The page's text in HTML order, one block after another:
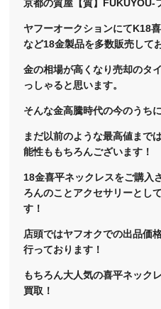
京都の質屋【質】FUKUYOU-
ヤフーオークションにてK18
など18金製品を多数販売して
金の相場が高くなり売却のタ
っしゃると思います。
そんな金高騰時代の今のうち
まだ以前のような最高値まで
能性ももちろんございます！
18金喜平ネックレスをご購入
ろんのことアクセサリーとし
す！
店頭ではヤフオクでの出品価
行っております！
もちろん大人気の喜平ネック
買取！